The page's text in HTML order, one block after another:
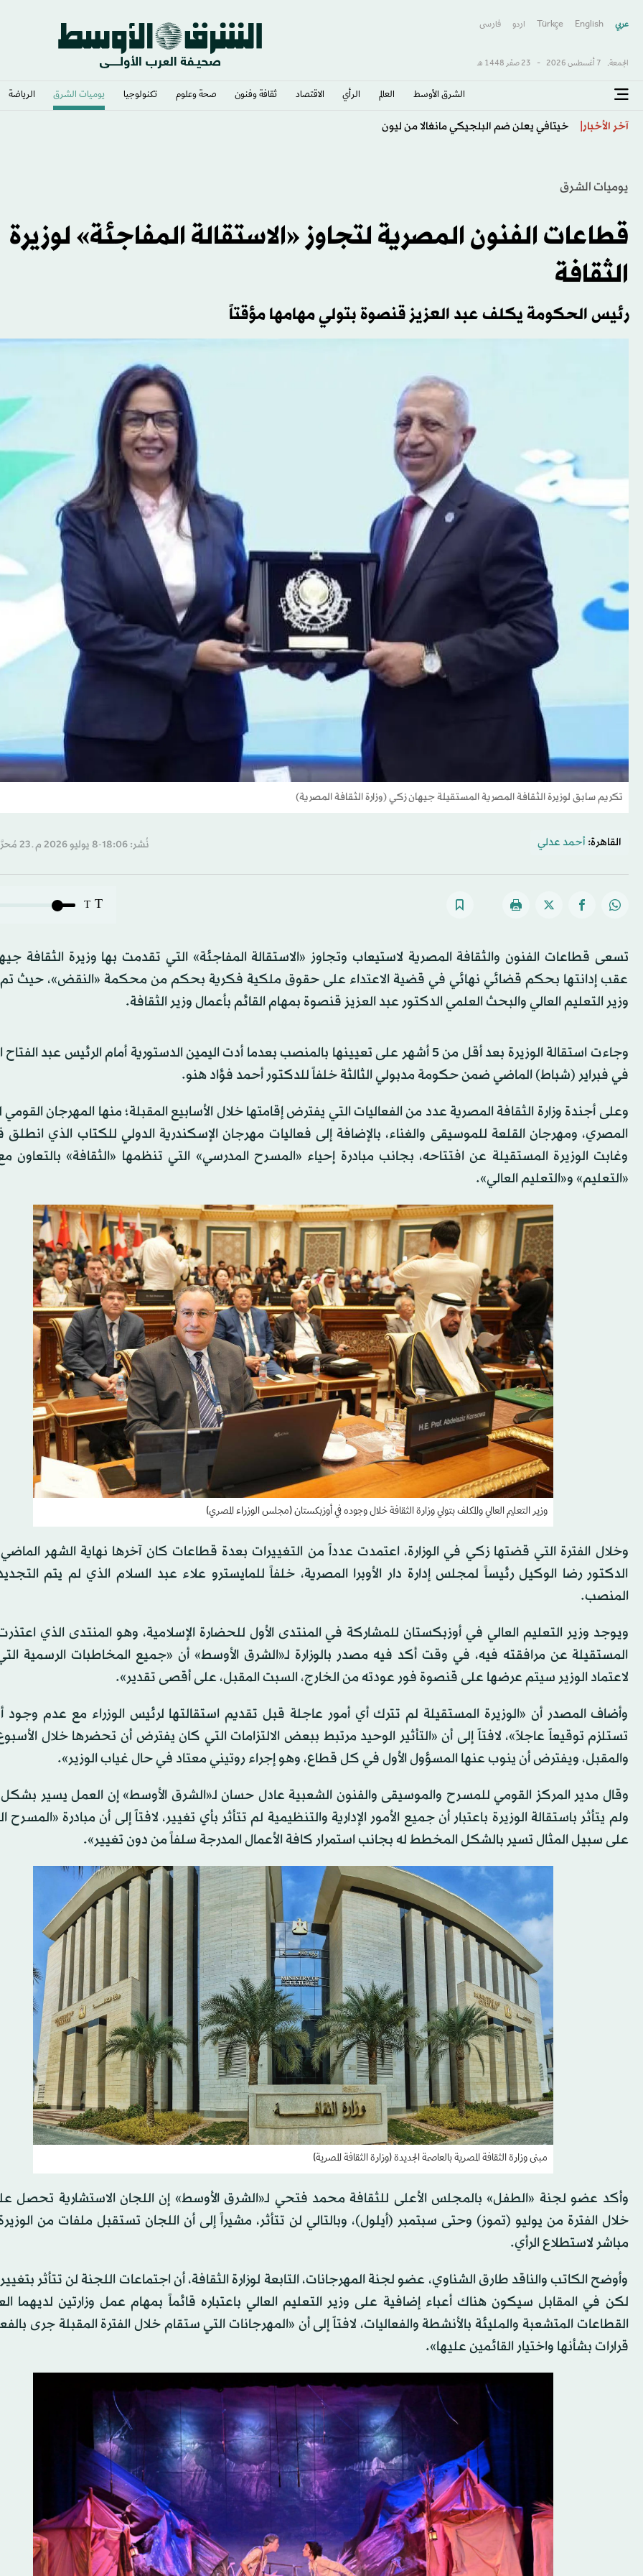
عربي English
Türkçe اردو فارسى
الجمعة, 7 أغسطس 2026 - 23 صفَر 1448 هـ
الشرق الأوسط​ العالم الرأي الاقتصاد ثقافة وفنون صحة وعلوم تكنولوجيا يوميات الشرق​ الرياضة
آخر الأخبار خيتافي يعلن ضم البلجيكي مانغالا من ليون
يوميات الشرق
قطاعات الفنون المصرية لتجاوز «الاستقالة المفاجئة» لوزيرة
الثقافة
رئيس الحكومة يكلف عبد العزيز قنصوة بتولي مهامها مؤقتاً
تكريم سابق لوزيرة الثقافة المصرية المستقيلة جيهان زكي (وزارة الثقافة المصرية)
القاهرة: أحمد عدلي نُشر: 18:06-8 يوليو 2026 م ـ 23 مُحرَّم 1448 هـ
T
T
تسعى قطاعات الفنون والثقافة المصرية لاستيعاب وتجاوز «الاستقالة المفاجئة» التي تقدمت بها وزيرة الثقافة
عقب إدانتها بحكم قضائي نهائي في قضية الاعتداء على حقوق ملكية فكرية بحكم من محكمة «النقض»، حيث
وزير التعليم العالي والبحث العلمي الدكتور عبد العزيز قنصوة بمهام القائم بأعمال وزير الثقافة.
وجاءت استقالة الوزيرة بعد أقل من 5 أشهر على تعيينها بالمنصب بعدما أدت اليمين الدستورية أمام الرئيس عبد
في فبراير (شباط) الماضي ضمن حكومة مدبولي الثالثة خلفاً للدكتور أحمد فؤاد هنو.
وعلى أجندة وزارة الثقافة المصرية عدد من الفعاليات التي يفترض إقامتها خلال الأسابيع المقبلة؛ منها المهرجان
المصري، ومهرجان القلعة للموسيقى والغناء، بالإضافة إلى فعاليات مهرجان الإسكندرية الدولي للكتاب الذي انطلق
وغابت الوزيرة المستقيلة عن افتتاحه، بجانب مبادرة إحياء «المسرح المدرسي» التي تنظمها «الثقافة» بالتعاون
«التعليم» و«التعليم العالي».
وزير التعليم العالي والمكلف بتولي وزارة الثقافة خلال وجوده في أوزبكستان (مجلس الوزراء المصري)
وخلال الفترة التي قضتها زكي في الوزارة، اعتمدت عدداً من التغييرات بعدة قطاعات كان آخرها نهاية الشهر
الدكتور رضا الوكيل رئيساً لمجلس إدارة دار الأوبرا المصرية، خلفاً للمايسترو علاء عبد السلام الذي لم يتم
المنصب.
ويوجد وزير التعليم العالي في أوزبكستان للمشاركة في المنتدى الأول للحضارة الإسلامية، وهو المنتدى الذي اعتذرت
المستقيلة عن مرافقته فيه، في وقت أكد فيه مصدر بالوزارة لـ«الشرق الأوسط» أن «جميع المخاطبات الرسمية
لاعتماد الوزير سيتم عرضها على قنصوة فور عودته من الخارج، السبت المقبل، على أقصى تقدير».
وأضاف المصدر أن «الوزيرة المستقيلة لم تترك أي أمور عاجلة قبل تقديم استقالتها لرئيس الوزراء مع عدم وجود
تستلزم توقيعاً عاجلاً»، لافتاً إلى أن «التأثير الوحيد مرتبط ببعض الالتزامات التي كان يفترض أن تحضرها خلال
والمقبل، ويفترض أن ينوب عنها المسؤول الأول في كل قطاع، وهو إجراء روتيني معتاد في حال غياب الوزير».
وقال مدير المركز القومي للمسرح والموسيقى والفنون الشعبية عادل حسان لـ«الشرق الأوسط» إن العمل يسير
ولم يتأثر باستقالة الوزيرة باعتبار أن جميع الأمور الإدارية والتنظيمية لم تتأثر بأي تغيير، لافتاً إلى أن مبادرة
على سبيل المثال تسير بالشكل المخطط له بجانب استمرار كافة الأعمال المدرجة سلفاً من دون تغيير».
مبنى وزارة الثقافة المصرية بالعاصمة الجديدة (وزارة الثقافة المصرية)
وأكد عضو لجنة «الطفل» بالمجلس الأعلى للثقافة محمد فتحي لـ«الشرق الأوسط» إن اللجان الاستشارية تحصل
خلال الفترة من يوليو (تموز) وحتى سبتمبر (أيلول)، وبالتالي لن تتأثر، مشيراً إلى أن اللجان تستقبل ملفات من
مباشر لاستطلاع الرأي.
وأوضح الكاتب والناقد طارق الشناوي، عضو لجنة المهرجانات، التابعة لوزارة الثقافة، أن اجتماعات اللجنة لن تتأثر بتغيير
لكن في المقابل سيكون هناك أعباء إضافية على وزير التعليم العالي باعتباره قائماً بمهام عمل وزارتين لديهما
القطاعات المتشعبة والمليئة بالأنشطة والفعاليات، لافتاً إلى أن «المهرجانات التي ستقام خلال الفترة المقبلة جرى
قرارات بشأنها واختيار القائمين عليها».